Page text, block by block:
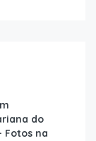
do
Fotos na